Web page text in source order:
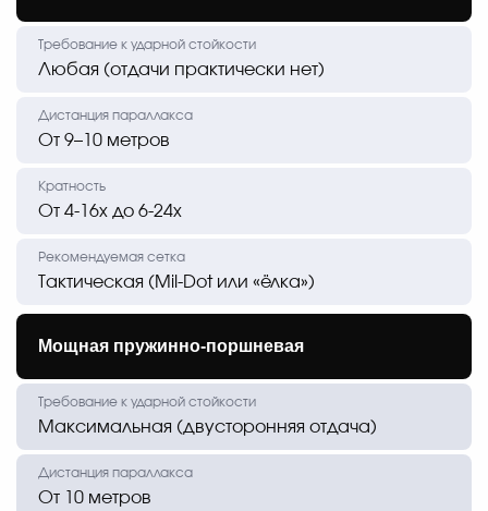
Любая (отдачи практически нет)
От 9–10 метров
От 4-16х до 6-24х
Тактическая (Mil-Dot или «ёлка»)
Мощная пружинно-поршневая
Максимальная (двусторонняя отдача)
От 10 метров